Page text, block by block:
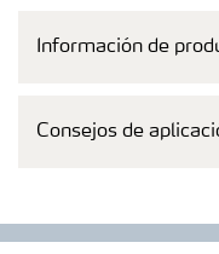
más información.
Información de
Consejos de